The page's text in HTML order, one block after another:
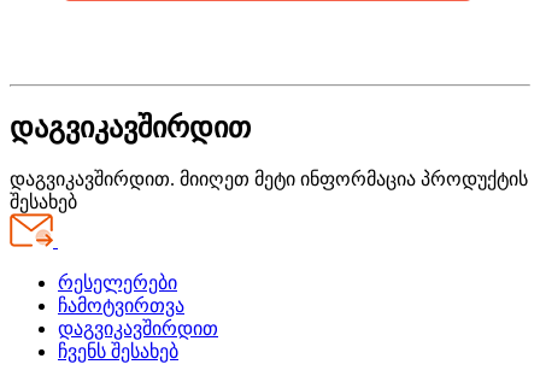
დაგვიკავშირდით
დაგვიკავშირდით. მიიღეთ მეტი ინფორმაცია პროდუქტის
შესახებ
რესელერები
ჩამოტვირთვა
დაგვიკავშირდით
ჩვენს შესახებ